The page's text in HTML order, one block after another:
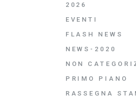
2026
EVENTI
FLASH NEWS
NEWS-2020
NON
PRIMO PIANO
RASSEGNA